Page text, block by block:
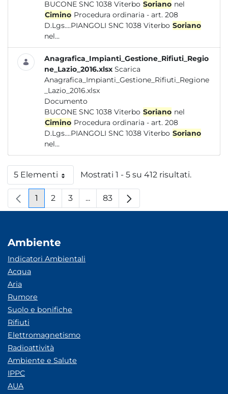
BUCONE SNC 1038 Viterbo Soriano nel
Cimino Procedura ordinaria - art. 208
D.Lgs....PIANGOLI SNC 1038 Viterbo Soriano
nel...
Anagrafica_Impianti_Gestione_Rifiuti_Regio
ne_Lazio_2016.xlsx Scarica
Anagrafica_Impianti_Gestione_Rifiuti_Regione
_Lazio_2016.xlsx
Documento
BUCONE SNC 1038 Viterbo Soriano nel
Cimino Procedura ordinaria - art. 208
D.Lgs....PIANGOLI SNC 1038 Viterbo Soriano
nel...
5 ElementiPer paginaMostrati 1 - 5 su 412 risultati.
Pagina
1 Pagina
2 Pagina
3 ...Pagine intermedie
Pagina
83
Ambiente
Indicatori Ambientali
Acqua
Aria
Rumore
Suolo e bonifiche
Rifiuti
Elettromagnetismo
Radioattività
Ambiente e Salute
IPPC
AUA